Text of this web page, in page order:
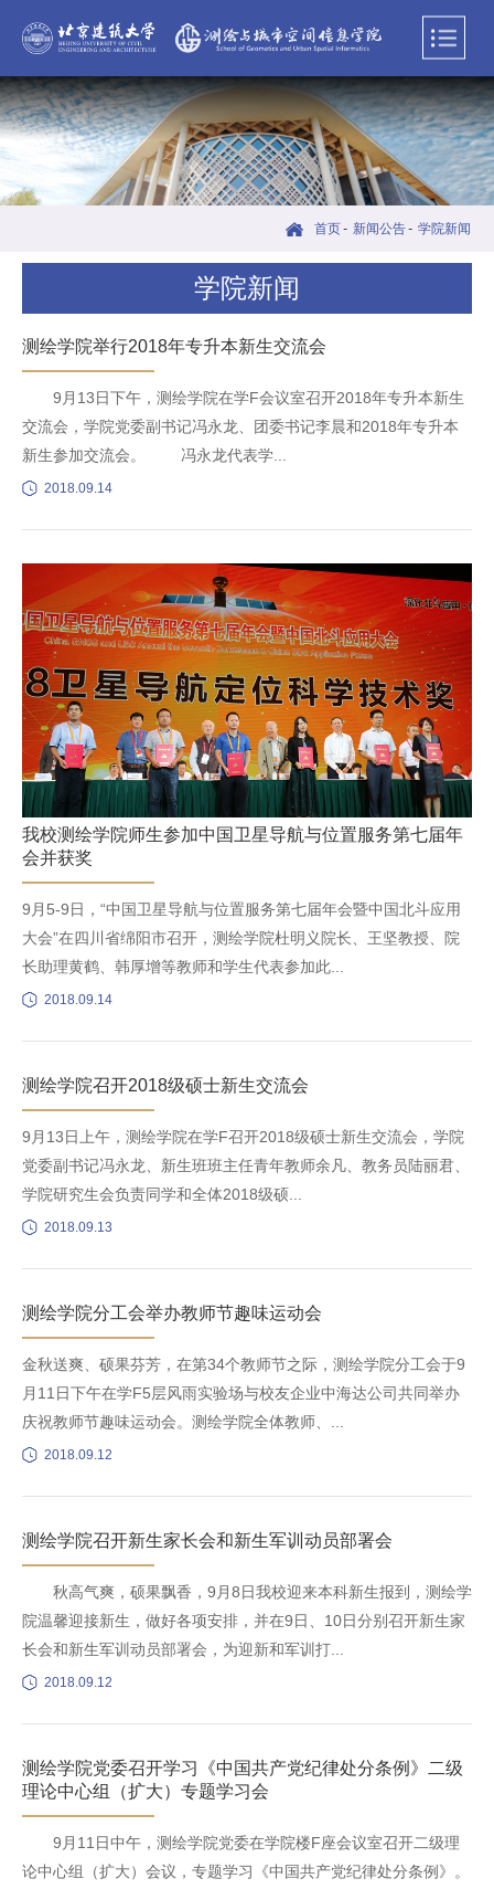
首页- 新闻公告- 学院新闻
学院新闻
测绘学院举行2018年专升本新生交流会
9月13日下午，测绘学院在学F会议室召开2018年专升本新生
交流会，学院党委副书记冯永龙、团委书记李晨和2018年专升本
新生参加交流会。 冯永龙代表学...
2018.09.14
我校测绘学院师生参加中国卫星导航与位置服务第七届年
会并获奖
9月5-9日，“中国卫星导航与位置服务第七届年会暨中国北斗应用
大会”在四川省绵阳市召开，测绘学院杜明义院长、王坚教授、院
长助理黄鹤、韩厚增等教师和学生代表参加此...
2018.09.14
测绘学院召开2018级硕士新生交流会
9月13日上午，测绘学院在学F召开2018级硕士新生交流会，学院
党委副书记冯永龙、新生班班主任青年教师余凡、教务员陆丽君、
学院研究生会负责同学和全体2018级硕...
2018.09.13
测绘学院分工会举办教师节趣味运动会
金秋送爽、硕果芬芳，在第34个教师节之际，测绘学院分工会于9
月11日下午在学F5层风雨实验场与校友企业中海达公司共同举办
庆祝教师节趣味运动会。测绘学院全体教师、...
2018.09.12
测绘学院召开新生家长会和新生军训动员部署会
秋高气爽，硕果飘香，9月8日我校迎来本科新生报到，测绘学
院温馨迎接新生，做好各项安排，并在9日、10日分别召开新生家
长会和新生军训动员部署会，为迎新和军训打...
2018.09.12
测绘学院党委召开学习《中国共产党纪律处分条例》二级
理论中心组（扩大）专题学习会
9月11日中午，测绘学院党委在学院楼F座会议室召开二级理
论中心组（扩大）会议，专题学习《中国共产党纪律处分条例》。